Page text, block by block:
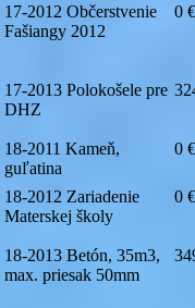
17-2012 Občerstvenie
Fašiangy 2012
0 €
17-2013 Polokošele pre
DHZ
18-2011 Kameň,
guľatina
0 €
18-2012 Zariadenie
Materskej školy
0 €
18-2013 Betón, 35m3,
max. priesak 50mm